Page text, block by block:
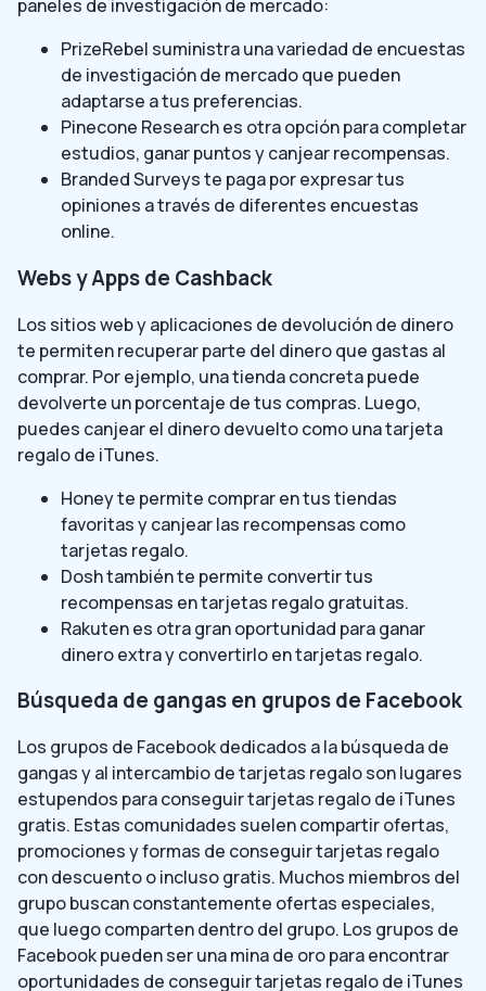
paneles de investigación de mercado:
PrizeRebel suministra una variedad de encuestas
de investigación de mercado que pueden
adaptarse a tus preferencias.
Pinecone Research es otra opción para completar
estudios, ganar puntos y canjear recompensas.
Branded Surveys te paga por expresar tus
opiniones a través de diferentes encuestas
online.
Webs y Apps de Cashback
Los sitios web y aplicaciones de devolución de dinero
te permiten recuperar parte del dinero que gastas al
comprar. Por ejemplo, una tienda concreta puede
devolverte un porcentaje de tus compras. Luego,
puedes canjear el dinero devuelto como una tarjeta
regalo de iTunes.
Honey te permite comprar en tus tiendas
favoritas y canjear las recompensas como
tarjetas regalo.
Dosh también te permite convertir tus
recompensas en tarjetas regalo gratuitas.
Rakuten es otra gran oportunidad para ganar
dinero extra y convertirlo en tarjetas regalo.
Búsqueda de gangas en grupos de Facebook
Los grupos de Facebook dedicados a la búsqueda de
gangas y al intercambio de tarjetas regalo son lugares
estupendos para conseguir tarjetas regalo de iTunes
gratis. Estas comunidades suelen compartir ofertas,
promociones y formas de conseguir tarjetas regalo
con descuento o incluso gratis. Muchos miembros del
grupo buscan constantemente ofertas especiales,
que luego comparten dentro del grupo. Los grupos de
Facebook pueden ser una mina de oro para encontrar
oportunidades de conseguir tarjetas regalo de iTunes